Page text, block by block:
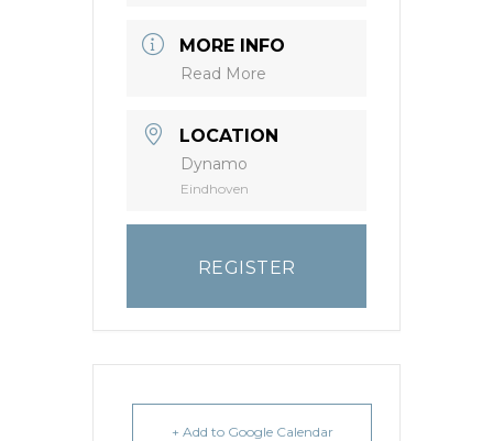
MORE INFO
Read More
LOCATION
Dynamo
Eindhoven
REGISTER
+ Add to Google Calendar